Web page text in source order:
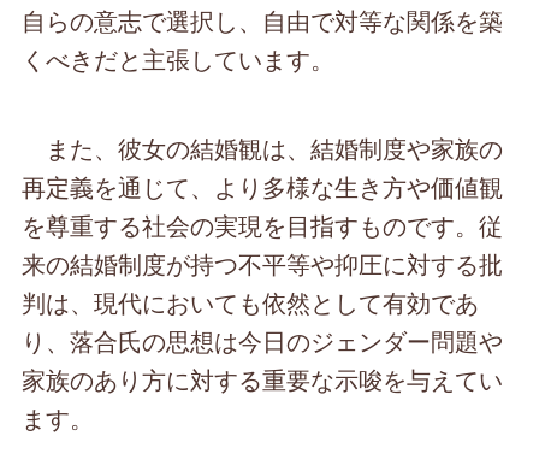
自らの意志で選択し、自由で対等な関係を築
くべきだと主張しています。
また、彼女の結婚観は、結婚制度や家族の
再定義を通じて、より多様な生き方や価値観
を尊重する社会の実現を目指すものです。従
来の結婚制度が持つ不平等や抑圧に対する批
判は、現代においても依然として有効であ
り、落合氏の思想は今日のジェンダー問題や
家族のあり方に対する重要な示唆を与えてい
ます。